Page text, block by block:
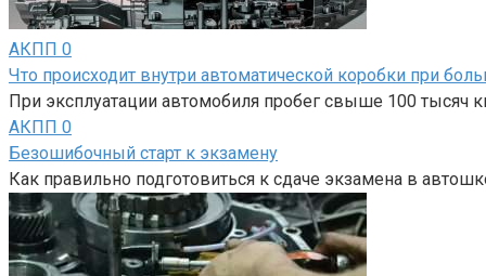
АКПП 0
Что происходит внутри автоматической коробки при
При эксплуатации автомобиля пробег свыше 100 тысяч
АКПП 0
Безошибочный старт к экзамену
Как правильно подготовиться к сдаче экзамена в